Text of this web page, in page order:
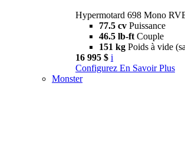
Hypermotard 698 Mono
77.5 cv Puissance
46.5 lb-ft Couple
151 kg Poids à vide
16 995 $ i
Configurez En Savoir Plus
Monster